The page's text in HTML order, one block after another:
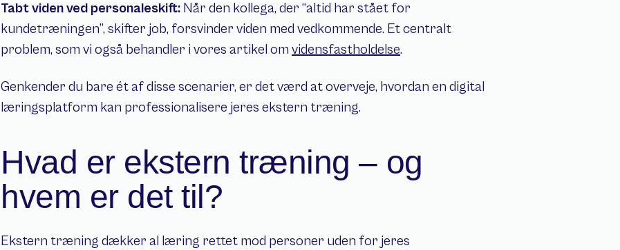
Tabt viden ved personaleskift: Når den kollega, der “altid har stået for
kundetræningen”, skifter job, forsvinder viden med vedkommende. Et centralt
problem, som vi også behandler i vores artikel om vidensfastholdelse.
Genkender du bare ét af disse scenarier, er det værd at overveje, hvordan en digital
læringsplatform kan professionalisere jeres ekstern træning.
Hvad er ekstern træning – og
hvem er det til?
Ekstern træning dækker al læring rettet mod personer uden for jeres